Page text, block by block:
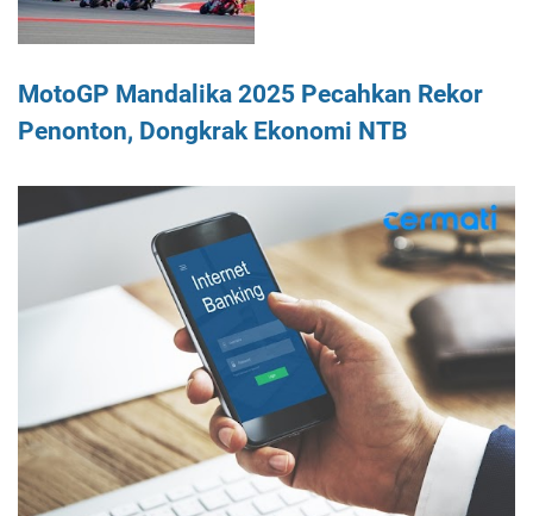
MotoGP Mandalika 2025 Pecahkan Rekor
Penonton, Dongkrak Ekonomi NTB